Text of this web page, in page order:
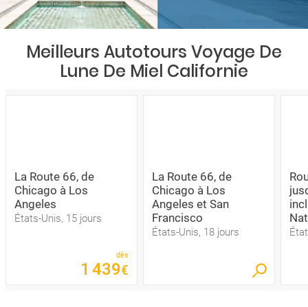
Meilleurs Autotours Voyage De
Lune De Miel Californie
La Route 66, de
Chicago à Los
Angeles
États-Unis, 15 jours
dès
1 439€
La Route 66, de
Chicago à Los
Angeles et San
Francisco
États-Unis, 18 jours